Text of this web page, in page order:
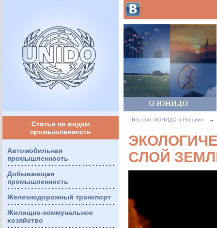
Статьи по видам
промышленности
Автомобильная
промышленность
Добывающая
промышленность
Железнодорожный транспорт
Жилищно-коммунальное
хозяйство
Вестник «ЮНИДО в России» →
СЛОЙ